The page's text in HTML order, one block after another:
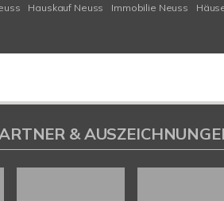
Hauskauf Neuss Immobilie Neuss
&